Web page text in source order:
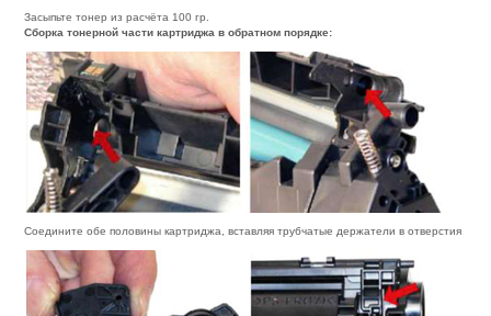
Засыпьте тонер из расчёта 100 гр.
Сборка тонерной части картриджа в обратном порядке:
Соедините обе половины картриджа, вставляя трубчатые держатели в отверстия